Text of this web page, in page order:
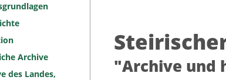
Archive
des Landes,
"Archive und